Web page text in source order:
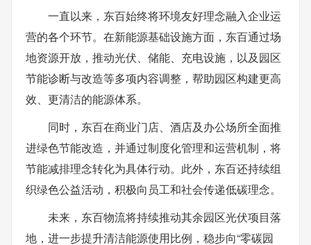
一直以来，东百始终将环境友好理念融入企业运
营的各个环节。在新能源基础设施方面，东百通过场
地资源开放，推动光伏、储能、充电设施，以及园区
节能诊断与改造等多项内容调整，帮助园区构建更高
效、更清洁的能源体系。
同时，东百在商业门店、酒店及办公场所全面推
进绿色节能改造，并通过制度化管理和运营机制，将
节能减排理念转化为具体行动。此外，东百还持续组
织绿色公益活动，积极向员工和社会传递低碳理念。
未来，东百物流将持续推动其余园区光伏项目落
地，进一步提升清洁能源使用比例，稳步向“零碳园